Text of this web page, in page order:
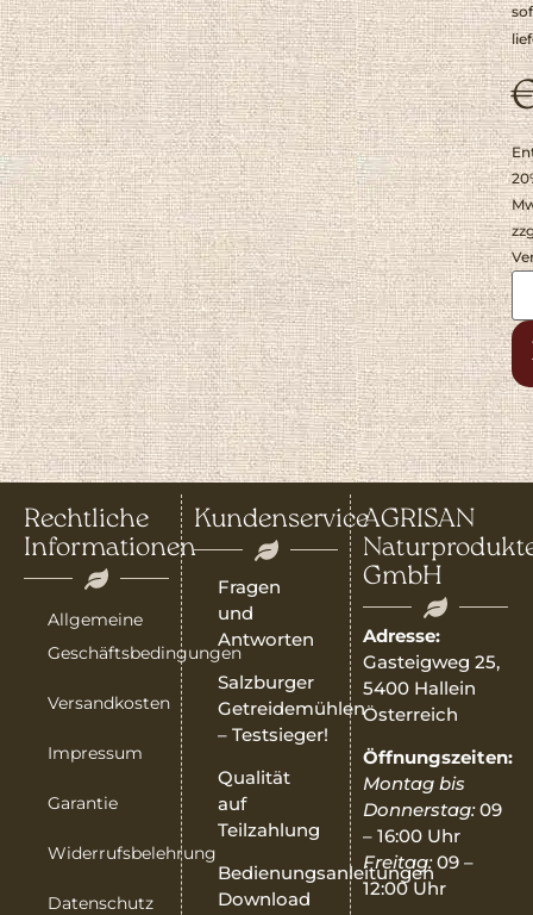
Rechtliche
Informationen
Allgemeine
Geschäftsbedingungen
Versandkosten
Impressum
Garantie
Widerrufsbelehrung
Datenschutz
Kundenservice
Fragen
und
Antworten
Salzburger
Getreidemühlen
– Testsieger!
Qualität
auf
Teilzahlung
Bedienungsanleitungen
Download
AGRISAN
GmbH
Adresse:
Gasteigweg 25,
5400 Hallein
Österreich
Öffnungszeiten:
Montag bis
Donnerstag:09
– 16:00 Uhr
Freitag:09 –
12:00 Uhr